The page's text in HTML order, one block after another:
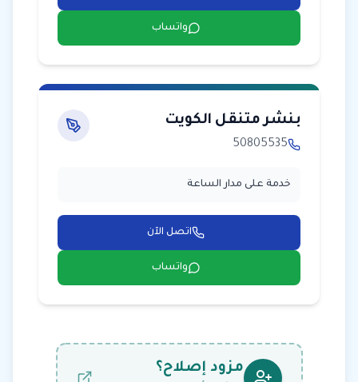
واتساب
بنشر متنقل الكويت
50805535
خدمة على مدار الساعة
اتصل الآن
واتساب
مزود إصلاح؟